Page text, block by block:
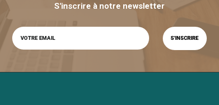
S'inscrire à notre newsletter